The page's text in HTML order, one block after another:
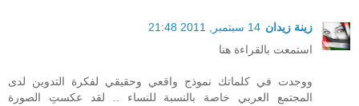
زينة زيدان 14 سبتمبر, 2011 21:48
استمعت بالقراءة هنا
ووجدت في كلماتك نموذج واقعي وحقيقي لفكرة التدوين لدى
المجتمع العربي خاصة بالنسبة للنساء .. لقد عكستِ الصورة